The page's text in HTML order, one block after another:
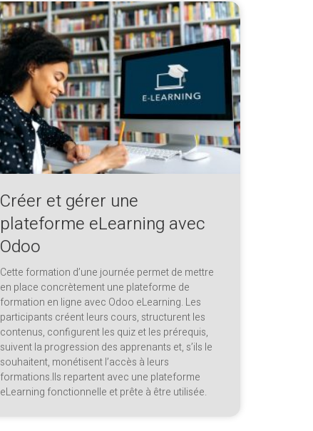
Créer et gérer une
plateforme eLearning avec
Odoo
Cette formation d’une journée permet de mettre
en place concrètement une plateforme de
formation en ligne avec Odoo eLearning. Les
participants créent leurs cours, structurent les
contenus, configurent les quiz et les prérequis,
suivent la progression des apprenants et, s’ils le
souhaitent, monétisent l’accès à leurs
formations.Ils repartent avec une plateforme
eLearning fonctionnelle et prête à être utilisée.